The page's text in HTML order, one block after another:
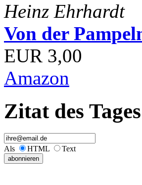
Heinz Ehrhardt
Von der
EUR 3,00
Amazon
Zitat des Tages
Als HTML Text